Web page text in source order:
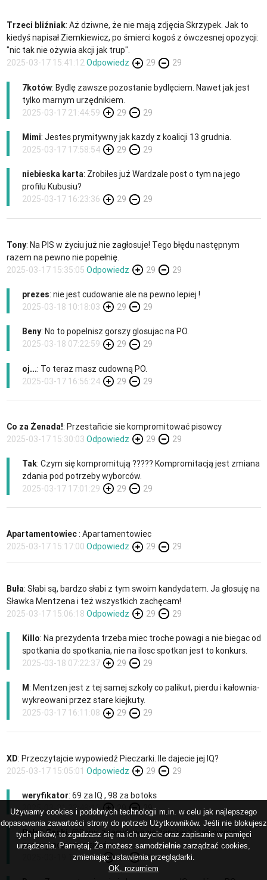
Trzeci bliźniak: Aż dziwne, że nie mają zdjęcia Skrzypek. Jak to
kiedyś napisał Ziemkiewicz, po śmierci kogoś z ówczesnej opozycji:
"nic tak nie ożywia akcji jak trup".
2025-03-17 15:41:12Odpowiedz 29 29
7kotów: Bydlę zawsze pozostanie bydlęciem. Nawet jak jest
tylko marnym urzędnikiem.
2025-03-17 21:44:59
29 29
Mimi: Jestes prymitywny jak kazdy z koalicji 13 grudnia.
2025-03-17 17:58:54
29 29
niebieska karta: Zrobiłes już Wardzale post o tym na jego
profilu Kubusiu?
2025-03-17 16:23:36
29 29
Tony: Na PIS w życiu już nie zagłosuje! Tego błędu następnym
razem na pewno nie popełnię.
2025-03-17 15:35:05 Odpowiedz 29 29
prezes: nie jest cudowanie ale na pewno lepiej !
2025-03-18 10:18:03
29 29
Beny: No to popelnisz gorszy glosujac na PO.
2025-03-18 07:22:59
29 29
oj...: To teraz masz cudowną PO.
2025-03-17 16:56:24
29 29
Co za Żenada!: Przestañcie sie kompromitować pisowcy
2025-03-17 15:30:03 Odpowiedz 29 29
Tak: Czym się kompromitują ????? Kompromitacją jest zmiana
zdania pod potrzeby wyborców.
2025-03-17 17:01:29
29 29
Apartamentowiec: Apartamentowiec
2025-03-17 15:17:00 Odpowiedz 29 29
Buła: Słabi są, bardzo słabi z tym swoim kandydatem. Ja głosuję na
Sławka Mentzena i też wszystkich zachęcam!
2025-03-17 15:06:18 Odpowiedz 29 29
Killo: Na prezydenta trzeba miec troche powagi a nie biegac od
spotkania do spotkania, nie na ilosc spotkan jest to konkurs.
2025-03-18 07:22:37
29 29
M: Mentzen jest z tej samej szkoły co palikut, pierdu i kałownia-
wykreowani przez stare kiejkuty.
2025-03-17 16:11:08
29 29
XD: Przeczytajcie wypowiedź Pieczarki. Ile dajecie jej IQ?
2025-03-17 15:05:01 Odpowiedz 29 29
weryfikator: 69 za IQ , 98 za botoks
2025-03-21 23:48:12
29 29
Pałac Saski : @Beny: zdecydowanie zaniżasz i tak niemal
zerowy poziom pisiorów
2025-03-19 13:58:06
29 29
Używamy cookies i podobnych technologii m.in. w celu jak najlepszego
dopasowania zawartości strony do potrzeb Użytkowników. Jeśli nie blokujesz
tych plików, to zgadzasz się na ich użycie oraz zapisanie w pamięci
urządzenia. Pamiętaj, Że możesz samodzielnie zarządzać cookies,
zmieniając ustawienia przeglądarki.
OK, rozumiem